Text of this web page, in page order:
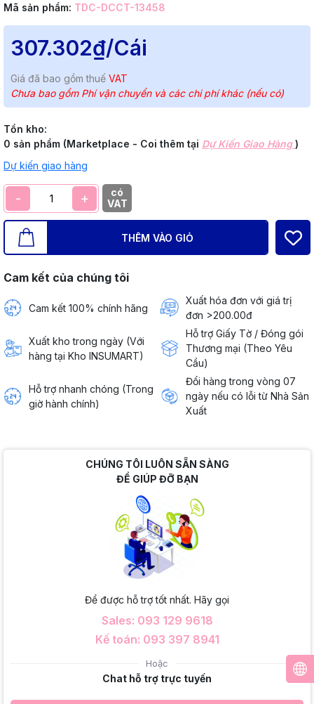
Mã sản phẩm: TDC-DCCT-13458
307.302₫/Cái
Giá đã bao gồm thuế VAT
Chưa bao gồm Phí vận chuyển và các chi phí khác (nếu có)
Tồn kho:
0 sản phẩm (Marketplace - Coi thêm tại Dự Kiến Giao Hàng)
Dự kiến giao hàng
- +
có
VAT
THÊM VÀO GIỎ
Cam kết của chúng tôi
Cam kết 100% chính hãng
Xuất hóa đơn với giá trị
đơn >200.00đ
Xuất kho trong ngày (Với
hàng tại Kho INSUMART)
Hỗ trợ Giấy Tờ / Đóng gói
Thương mại (Theo Yêu
Cầu)
Hỗ trợ nhanh chóng (Trong
giờ hành chính)
Đổi hàng trong vòng 07
ngày nếu có lỗi từ Nhà Sản
Xuất
CHÚNG TÔI LUÔN SẴN SÀNG
ĐỂ GIÚP ĐỠ BẠN
Để được hỗ trợ tốt nhất. Hãy gọi
Sales: 093 129 9618
Kế toán: 093 397 8941
Hoặc
Chat hỗ trợ trực tuyến